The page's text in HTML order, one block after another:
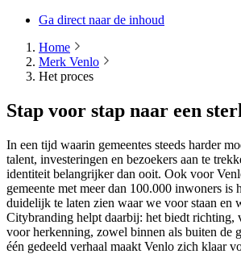
Ga direct naar de inhoud
Home
Merk Venlo
Het proces
Stap voor stap naar een
In een tijd waarin gemeentes steeds harder
talent, investeringen en bezoekers aan te
identiteit belangrijker dan ooit. Ook voor
gemeente met meer dan 100.000 inwoners is
duidelijk te laten zien waar we voor staan en
Citybranding helpt daarbij: het biedt richting,
voor herkenning, zowel binnen als buiten de
één gedeeld verhaal maakt Venlo zich klaar